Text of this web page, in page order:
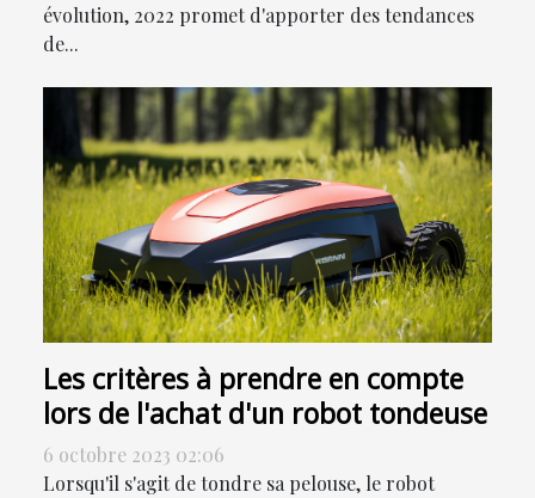
évolution, 2022 promet d'apporter des tendances
de...
Les critères à prendre en compte
lors de l'achat d'un robot tondeuse
6 octobre 2023 02:06
Lorsqu'il s'agit de tondre sa pelouse, le robot